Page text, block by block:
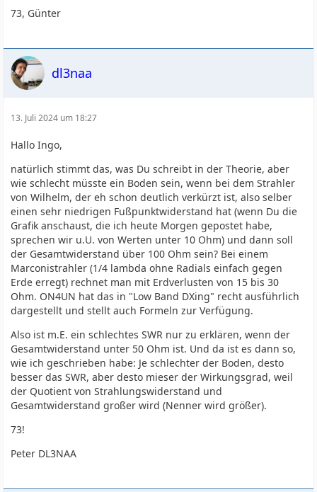
73, Günter
dl3naa
13. Juli 2024 um 18:27
Hallo Ingo,
natürlich stimmt das, was Du schreibt in der Theorie, aber
wie schlecht müsste ein Boden sein, wenn bei dem Strahler
von Wilhelm, der eh schon deutlich verkürzt ist, also selber
einen sehr niedrigen Fußpunktwiderstand hat (wenn Du die
Grafik anschaust, die ich heute Morgen gepostet habe,
sprechen wir u.U. von Werten unter 10 Ohm) und dann soll
der Gesamtwiderstand über 100 Ohm sein? Bei einem
Marconistrahler (1/4 lambda ohne Radials einfach gegen
Erde erregt) rechnet man mit Erdverlusten von 15 bis 30
Ohm. ON4UN hat das in "Low Band DXing" recht ausführlich
dargestellt und stellt auch Formeln zur Verfügung.
Also ist m.E. ein schlechtes SWR nur zu erklären, wenn der
Gesamtwiderstand unter 50 Ohm ist. Und da ist es dann so,
wie ich geschrieben habe: Je schlechter der Boden, desto
besser das SWR, aber desto mieser der Wirkungsgrad, weil
der Quotient von Strahlungswiderstand und
Gesamtwiderstand großer wird (Nenner wird größer).
73!
Peter DL3NAA